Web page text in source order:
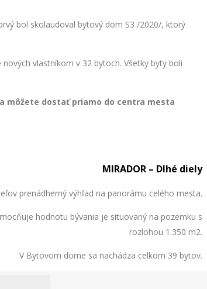
bol skolaudoval bytový dom S3 /2020/, ktorý
vlastníkom v 32 bytoch. Všetky byty boli
môžete dostať priamo do centra mesta
MIRADOR – Dlhé diely
prenádherný výhľad na panorámu celého mesta.
hodnotu bývania je situovaný na pozemku s
rozlohou 1.350 m2.
V Bytovom dome sa nachádza celkom 39 bytov.